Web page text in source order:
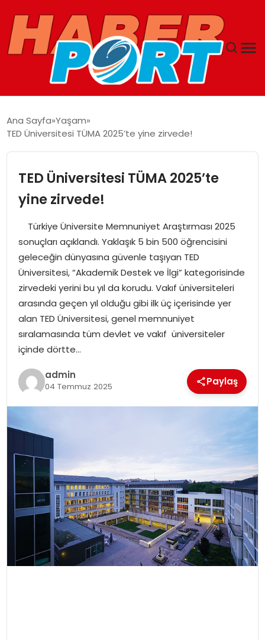
YAŞAM
SAĞLIK
MAGAZIN
OTOMOBIL
TEKNOLOJI
Ana Sayfa Yaşam
TED Üniversitesi TÜMA 2025’te yine zirvede!
TED Üniversitesi TÜMA 2025’te
yine zirvede!
Türkiye Üniversite Memnuniyet Araştırması 2025
sonuçları açıklandı. Yaklaşık 5 bin 500 öğrencisini
geleceğin dünyasına güvenle taşıyan TED
Üniversitesi, “Akademik Destek ve İlgi” kategorisinde
zirvedeki yerini bu yıl da korudu. Vakıf üniversiteleri
arasında geçen yıl olduğu gibi ilk üç içerisinde yer
alan TED Üniversitesi, genel memnuniyet
sıralamasında tüm devlet ve vakıf üniversiteler
içinde dörtte…
admin
04 Temmuz 2025 Paylaş